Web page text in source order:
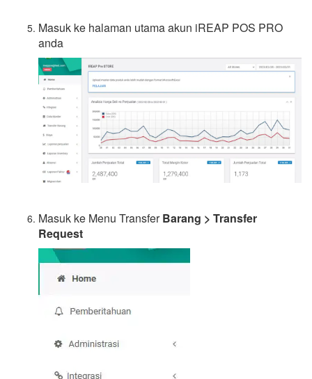
Masuk ke halaman utama akun iREAP POS PRO
anda
Masuk ke Menu TransferBarang > Transfer
Request